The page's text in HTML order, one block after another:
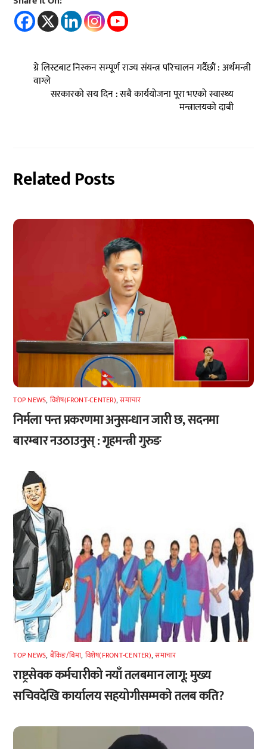
ग्रे लिस्टबाट निस्कन सम्पूर्ण राज्य संयन्त्र परिचालन गर्दैछौं : अर्थमन्त्री
वाग्ले
सरकारको सय दिन : सबै कार्ययोजना पूरा भएको स्वास्थ्य
मन्त्रालयको दाबी
Related Posts
TOP NEWS, विशेष(FRONT-CENTER),समाचार
निर्मला पन्त प्रकरणमा अनुसन्धान जारी छ, सदनमा
बारम्बार नउठाउनुस् : गृहमन्त्री गुरुङ
TOP NEWS, बैंकिङ/बिमा, विशेष(FRONT-CENTER),समाचार
राष्ट्रसेवक कर्मचारीको नयाँ तलबमान लागू: मुख्य
सचिवदेखि कार्यालय सहयोगीसम्मको तलब कति?